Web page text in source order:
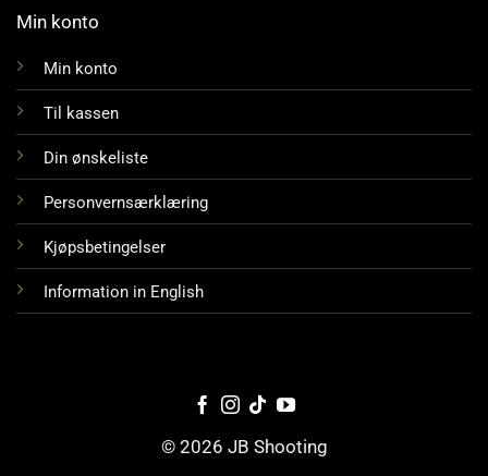
Min konto
Min konto
Til kassen
Din ønskeliste
Personvernsærklæring
Kjøpsbetingelser
Information in English
© 2026 JB Shooting